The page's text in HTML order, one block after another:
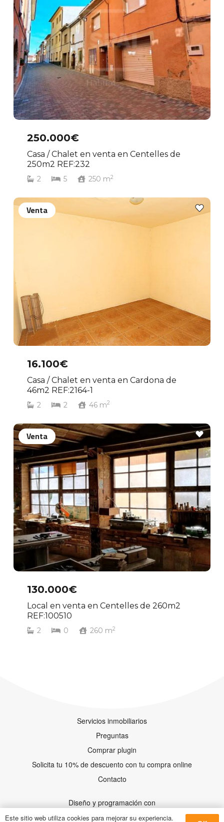
250.000€
Casa / Chalet en venta en Centelles de
250m2 REF:232
2 5 250 m2
16.100€
Casa / Chalet en venta en Cardona de
46m2 REF:2164-1
2 2 46m2
Venta
130.000€
Local en venta en Centelles de 260m2
REF:100510
2 0 260 m2
Venta
Servicios inmobiliarios
Preguntas
Comprar plugin
Solicita tu 10% de descuento con tu compra online
Contacto
Diseño y programación con
Este sitio web utiliza cookies para mejorar su experiencia.